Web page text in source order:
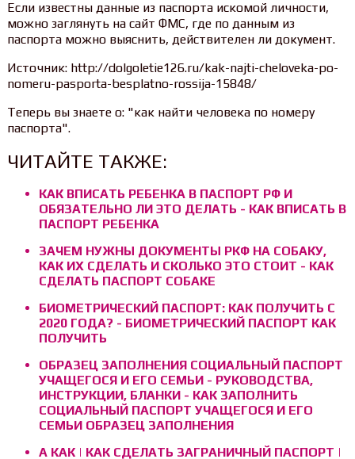
Если известны данные из паспорта искомой личности,
можно заглянуть на сайт ФМС, где по данным из
паспорта можно выяснить, действителен ли документ.
Источник: http://dolgoletie126.ru/kak-najti-cheloveka-po-
nomeru-pasporta-besplatno-rossija-15848/
Теперь вы знаете о: "как найти человека по номеру
паспорта".
ЧИТАЙТЕ ТАКЖЕ:
КАК ВПИСАТЬ РЕБЕНКА В ПАСПОРТ РФ И
ОБЯЗАТЕЛЬНО ЛИ ЭТО ДЕЛАТЬ - КАК ВПИСАТЬ В
ПАСПОРТ РЕБЕНКА
ЗАЧЕМ НУЖНЫ ДОКУМЕНТЫ РКФ НА СОБАКУ,
КАК ИХ СДЕЛАТЬ И СКОЛЬКО ЭТО СТОИТ - КАК
СДЕЛАТЬ ПАСПОРТ СОБАКЕ
БИОМЕТРИЧЕСКИЙ ПАСПОРТ: КАК ПОЛУЧИТЬ С
2020 ГОДА? - БИОМЕТРИЧЕСКИЙ ПАСПОРТ КАК
ПОЛУЧИТЬ
ОБРАЗЕЦ ЗАПОЛНЕНИЯ СОЦИАЛЬНЫЙ ПАСПОРТ
УЧАЩЕГОСЯ И ЕГО СЕМЬИ - РУКОВОДСТВА,
ИНСТРУКЦИИ, БЛАНКИ - КАК ЗАПОЛНИТЬ
СОЦИАЛЬНЫЙ ПАСПОРТ УЧАЩЕГОСЯ И ЕГО
СЕМЬИ ОБРАЗЕЦ ЗАПОЛНЕНИЯ
А КАК | КАК СДЕЛАТЬ ЗАГРАНИЧНЫЙ ПАСПОРТ |